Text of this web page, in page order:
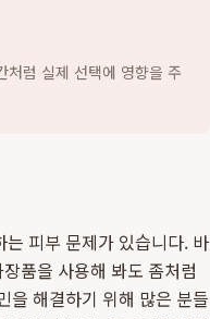
처럼 실제 선택에 영향을 주
피부 문제가 있습니다. 바
품을 사용해 봐도 좀처럼
을 해결하기 위해 많은 분들